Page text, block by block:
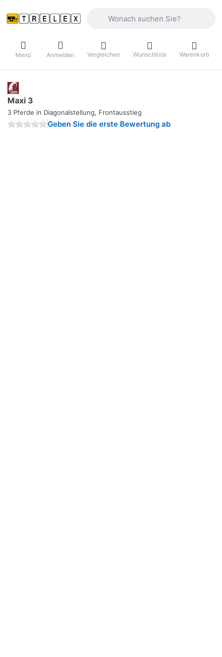
Menü Anmelden Vergleichen Wunschliste Warenkorb
Maxi 3
3 Pferde in Diagonalstellung, Frontausstieg
Geben Sie die erste Bewertung ab